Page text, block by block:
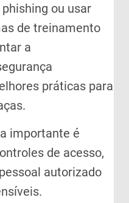
ou usar
de treinamento
a
práticas para
importante é
de acesso,
autorizado